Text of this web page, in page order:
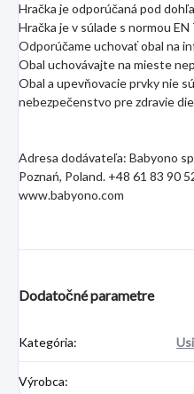
Hračka je odporúčaná pod
Hračka je v súlade s normou EN
Odporúčame uchovať obal na
Obal uchovávajte na mieste
Obal a upevňovacie prvky nie
nebezpečenstvo pre zdravie
Adresa dodávateľa: Babyono
Poznań, Poland. +48 61 83 90
www.babyono.com
Dodatočné parametre
Kategória:
Výrobca: